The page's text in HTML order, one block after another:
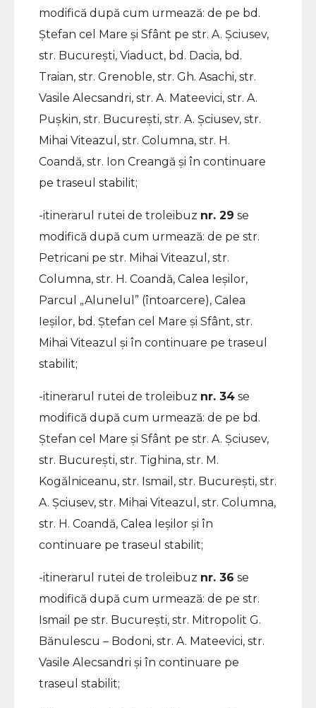
modifică după cum urmează: de pe bd.
Ștefan cel Mare și Sfânt pe str. A. Șciusev,
str. București, Viaduct, bd. Dacia, bd.
Traian, str. Grenoble, str. Gh. Asachi, str.
Vasile Alecsandri, str. A. Mateevici, str. A.
Pușkin, str. București, str. A. Șciusev, str.
Mihai Viteazul, str. Columna, str. H.
Coandă, str. Ion Creangă și în continuare
pe traseul stabilit;
-itinerarul rutei de troleibuz nr. 29 se
modifică după cum urmează: de pe str.
Petricani pe str. Mihai Viteazul, str.
Columna, str. H. Coandă, Calea Ieșilor,
Parcul „Alunelul” (întoarcere), Calea
Ieșilor, bd. Ștefan cel Mare și Sfânt, str.
Mihai Viteazul și în continuare pe traseul
stabilit;
-itinerarul rutei de troleibuz nr. 34 se
modifică după cum urmează: de pe bd.
Ștefan cel Mare și Sfânt pe str. A. Șciusev,
str. București, str. Tighina, str. M.
Kogălniceanu, str. Ismail, str. București, str.
A. Șciusev, str. Mihai Viteazul, str. Columna,
str. H. Coandă, Calea Ieșilor și în
continuare pe traseul stabilit;
-itinerarul rutei de troleibuz nr. 36 se
modifică după cum urmează: de pe str.
Ismail pe str. București, str. Mitropolit G.
Bănulescu – Bodoni, str. A. Mateevici, str.
Vasile Alecsandri și în continuare pe
traseul stabilit;